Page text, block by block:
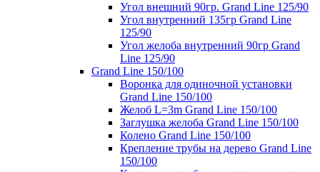
Угол внешний 90гр. Grand Line 125/90
Угол внутренний 135гр Grand Line
125/90
Угол желоба внутренний 90гр Grand
Line 125/90
Grand Line 150/100
Воронка для одиночной установки
Grand Line 150/100
Желоб L=3m Grand Line 150/100
Заглушка желоба Grand Line 150/100
Колено Grand Line 150/100
Крепление трубы на дерево Grand Line
150/100